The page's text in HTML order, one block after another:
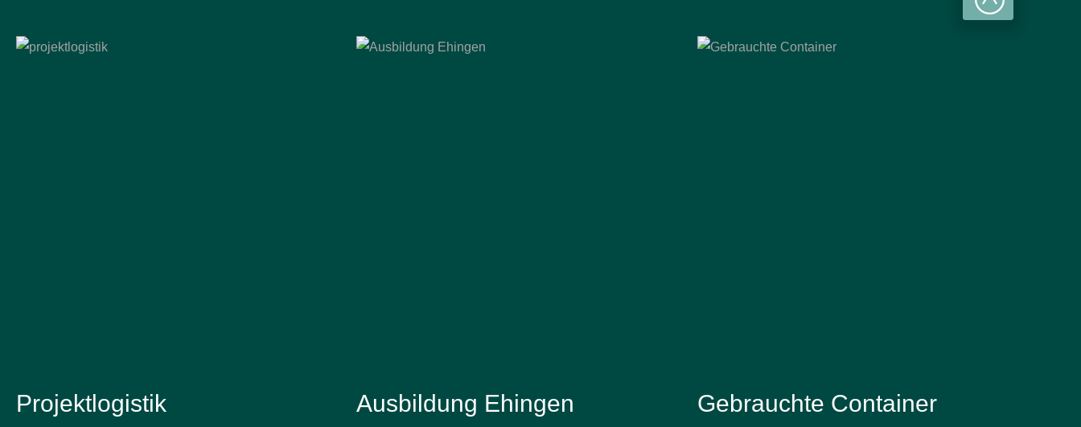
Projektlogistik Ausbildung Ehingen Gebrauchte Container